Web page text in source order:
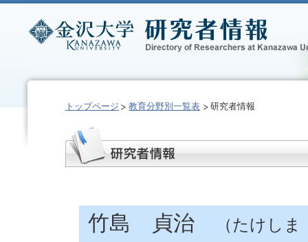
トップページ 教育分野別一覧表 研究者情報
竹島 貞治 （たけし